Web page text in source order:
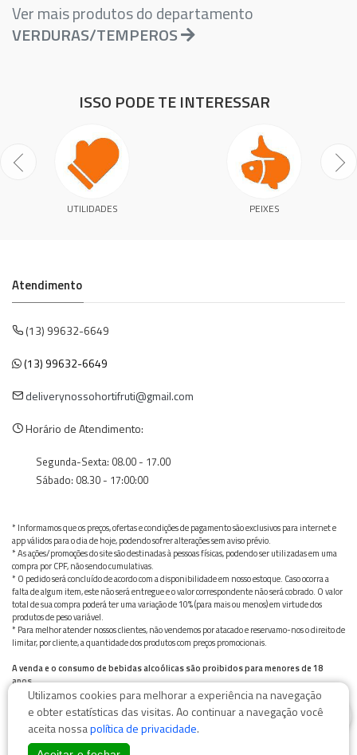
Ver mais produtos do departamento
VERDURAS/TEMPEROS
ISSO PODE TE INTERESSAR
UTILIDADES PEIXES
Atendimento
(13) 99632-6649
(13) 99632-6649
deliverynossohortifruti@gmail.com
Horário de Atendimento:
Segunda-Sexta: 08.00 - 17.00
Sábado: 08.30 - 17:00:00
* Informamos que os preços, ofertas e condições de pagamento são exclusivos para internet e
app válidos para o dia de hoje, podendo sofrer alterações sem aviso prévio.
* As ações/promoções do site são destinadas à pessoas físicas, podendo ser utilizadas em uma
compra por CPF, não sendo cumulativas.
* O pedido será concluído de acordo com a disponibilidade em nosso estoque. Caso ocorra a
falta de algum item, este não será entregue e o valor correspondente não será cobrado. O valor
total de sua compra poderá ter uma variação de 10% (para mais ou menos) em virtude dos
produtos de peso variável.
* Para melhor atender nossos clientes, não vendemos por atacado e reservamo-nos o direito de
limitar, por cliente, a quantidade dos produtos com preços promocionais.
A venda e o consumo de bebidas alcoólicas são proibidos para menores de 18
anos.
Bebida alcoólica pode causar dependência química e, em excesso, provoca graves males à saúde.
Beba com moderação
Utilizamos cookies para melhorar a experiência na navegação
e obter estatísticas das visitas. Ao continuar a navegação você
aceita nossapolítica de privacidade.